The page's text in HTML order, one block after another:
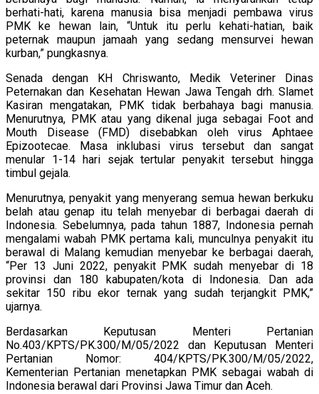
berhati-hati, karena manusia bisa menjadi pembawa virus
PMK ke hewan lain, “Untuk itu perlu kehati-hatian, baik
peternak maupun jamaah yang sedang mensurvei hewan
kurban,” pungkasnya.
Senada dengan KH Chriswanto, Medik Veteriner Dinas
Peternakan dan Kesehatan Hewan Jawa Tengah drh. Slamet
Kasiran mengatakan, PMK tidak berbahaya bagi manusia.
Menurutnya, PMK atau yang dikenal juga sebagai Foot and
Mouth Disease (FMD) disebabkan oleh virus Aphtaee
Epizootecae. Masa inklubasi virus tersebut dan sangat
menular 1-14 hari sejak tertular penyakit tersebut hingga
timbul gejala.
Menurutnya, penyakit yang menyerang semua hewan berkuku
belah atau genap itu telah menyebar di berbagai daerah di
Indonesia. Sebelumnya, pada tahun 1887, Indonesia pernah
mengalami wabah PMK pertama kali, munculnya penyakit itu
berawal di Malang kemudian menyebar ke berbagai daerah,
“Per 13 Juni 2022, penyakit PMK sudah menyebar di 18
provinsi dan 180 kabupaten/kota di Indonesia. Dan ada
sekitar 150 ribu ekor ternak yang sudah terjangkit PMK,”
ujarnya.
Berdasarkan Keputusan Menteri Pertanian
No.403/KPTS/PK.300/M/05/2022 dan Keputusan Menteri
Pertanian Nomor: 404/KPTS/PK.300/M/05/2022,
Kementerian Pertanian menetapkan PMK sebagai wabah di
Indonesia berawal dari Provinsi Jawa Timur dan Aceh.